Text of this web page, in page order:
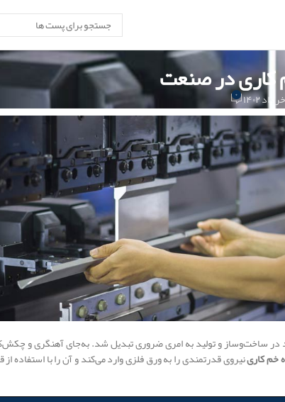
کاری در صنعت
۰
در ساخت‌وساز و تولید به امری ضروری تبدیل شد. به‌جای آهنگری و
خم کاری